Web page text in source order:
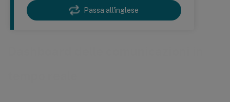
Passa all'inglese